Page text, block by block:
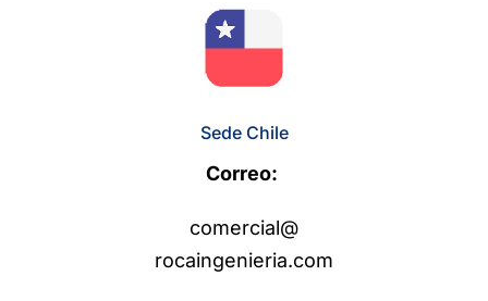
Sede Chile
Correo:
comercial@
rocaingenieria.com